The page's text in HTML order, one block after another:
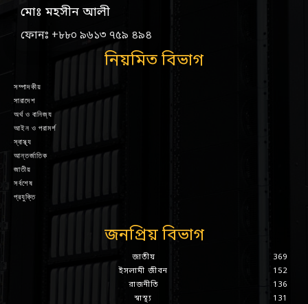
মোঃ মহসীন আলী
ফোনঃ +৮৮০ ৯৬১৩ ৭৫৯ ৪৯৪
নিয়মিত বিভাগ
সম্পাদকীয়
সারাদেশ
অর্থ ও বানিজ্য
আইন ও পরামর্শ
স্বাস্থ্য
আন্তর্জাতিক
জাতীয়
সর্বশেষ
প্রযুক্তি
জনপ্রিয় বিভাগ
জাতীয়
369
ইসলামী জীবন
152
রাজনীতি
136
স্বাস্থ্য
131